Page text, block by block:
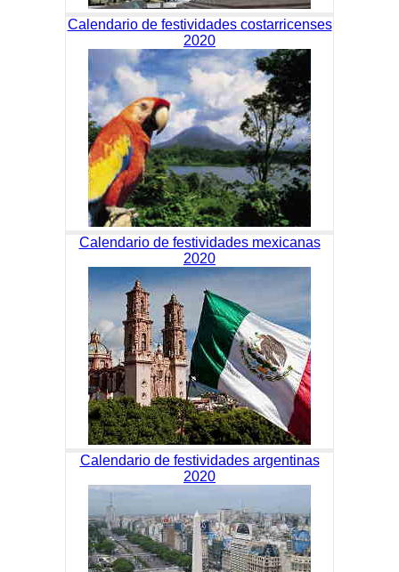
Calendario de festividades costarricenses
2020
Calendario de festividades mexicanas
2020
Calendario de festividades argentinas
2020